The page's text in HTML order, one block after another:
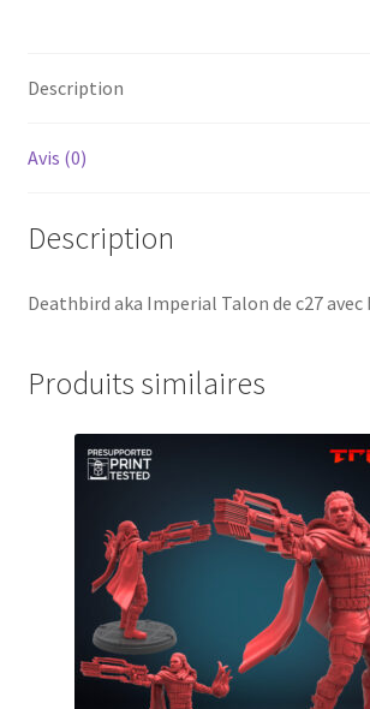
Description
Avis (0)
Description
Deathbird aka Imperial Talon de c27 avec
Produits similaires